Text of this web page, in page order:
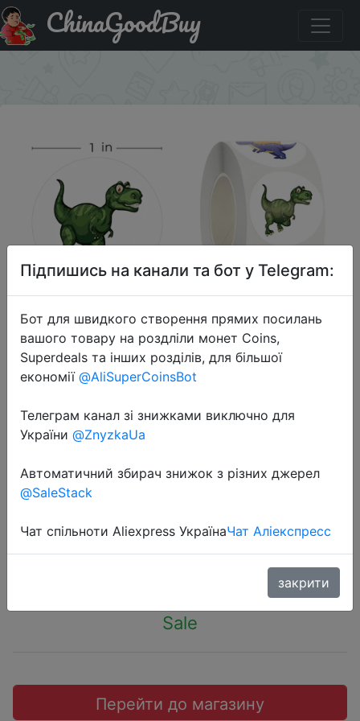
Знижка на 100 шт., детские наклейки с рисунком
динозавраChinaGoodBuy
100 шт., детские наклейки с
рисунком динозавра
$0.99
Sale
Перейти до магазину
Підпишись на канали та бот у Telegram:
Бот для швидкого створення прямих посилань
вашого товару на роздліли монет Coins,
Superdeals та інших розділів, для більшої
економії @AliSuperCoinsBot
Телеграм канал зі знижками виключно для
України @ZnyzkaUa
Автоматичний збирач знижок з різних джерел
@SaleStack
Чат спільноти Aliexpress УкраїнаЧат Аліекспресс
закрити